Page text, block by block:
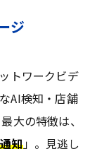
ジ
トワークビデ
AI検知・店舗
大の特徴は、
知」。見逃し